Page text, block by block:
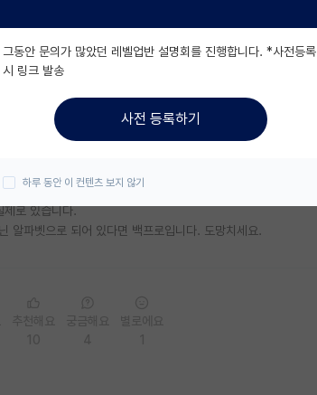
현황 같은 정보도 꼭 확인해보세요.
니다.
제로 있습니다.
알파벳으로 되어 있다면 백프로입니다. 도망치세요.
그동안 문의가 많았던 레벨업반 설명회를 진행합니다. *사전등록
시 링크 발송
사전 등록하기
하루 동안 이 컨텐츠 보지 않기